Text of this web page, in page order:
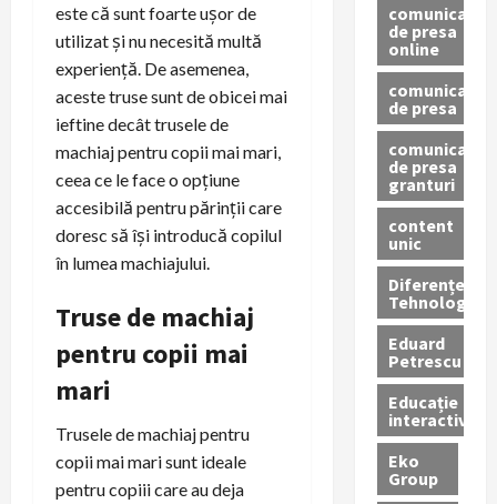
este că sunt foarte ușor de
utilizat și nu necesită multă
experiență. De asemenea,
aceste truse sunt de obicei mai
ieftine decât trusele de
machiaj pentru copii mai mari,
ceea ce le face o opțiune
accesibilă pentru părinții care
doresc să își introducă copilul
în lumea machiajului.
Truse de machiaj
pentru copii mai
mari
Trusele de machiaj pentru
copii mai mari sunt ideale
pentru copiii care au deja
comunicat
de presa
online
comunicate
de presa
comunicate
de presa
granturi
content
unic
Diferențe
Tehnologice
Eduard
Petrescu
Educație
interactivă
Eko
Group